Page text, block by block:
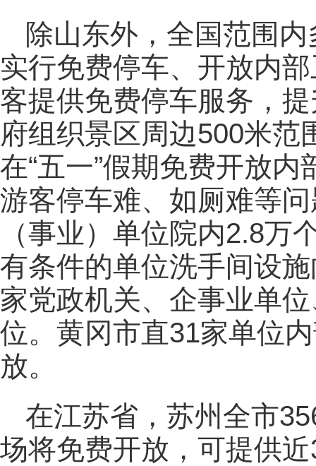
除山东外，全国范围
实行免费停车、开放内
客提供免费停车服务，
府组织景区周边500米范
在“五一”假期免费开放
游客停车难、如厕难等
（事业）单位院内2.8万
有条件的单位洗手间设
家党政机关、企事业单
位。黄冈市直31家单位
放。
在江苏省，苏州全市
场将免费开放，可提供